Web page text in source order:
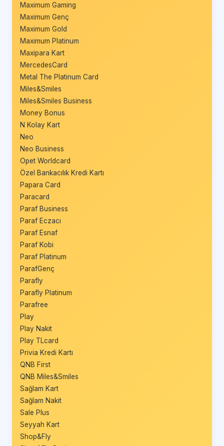
Maximum Gaming
Maximum Genç
Maximum Gold
Maximum Platinum
Maxipara Kart
MercedesCard
Metal The Platinum Card
Miles&Smiles
Miles&Smiles Business
Money Bonus
N Kolay Kart
Neo
Neo Business
Opet Worldcard
Özel Bankacılık Kredi Kartı
Papara Card
Paracard
Paraf Business
Paraf Eczacı
Paraf Esnaf
Paraf Kobi
Paraf Platinum
ParafGenç
Parafly
Parafly Platinum
Parafree
Play
Play Nakit
Play TLcard
Privia Kredi Kartı
QNB First
QNB Miles&Smiles
Sağlam Kart
Sağlam Nakit
Sale Plus
Seyyah Kart
Shop&Fly